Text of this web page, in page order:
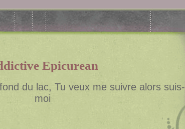
Epicurean
du lac, Tu veux me suivre alors suis-
moi